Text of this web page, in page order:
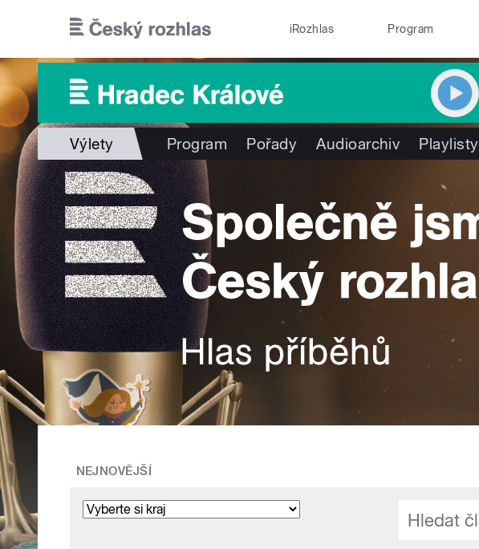
iRozhlas Program
Výlety Program Pořady Audioarchiv Playlisty
NEJNOVĚJŠÍ